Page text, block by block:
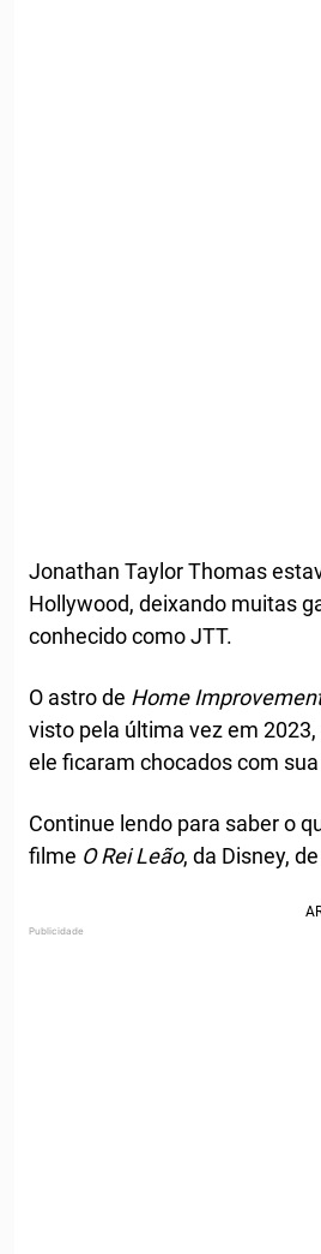
Jonathan Taylor Thomas
Hollywood, deixando muitas
conhecido como JTT.
O astro de Home
visto pela última vez em
ele ficaram chocados com
Continue lendo para saber o
filme O Rei Leão, da Disney,